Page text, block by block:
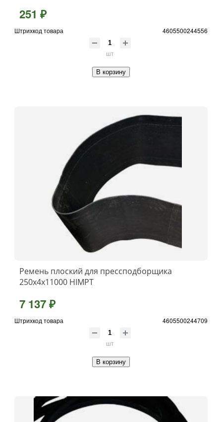
251 ₽
Штрихкод товара 4605500244556
шт
В корзину
Ремень плоский для прессподборщика
250х4х11000 HIMPT
7 137 ₽
Штрихкод товара 4605500244709
шт
В корзину